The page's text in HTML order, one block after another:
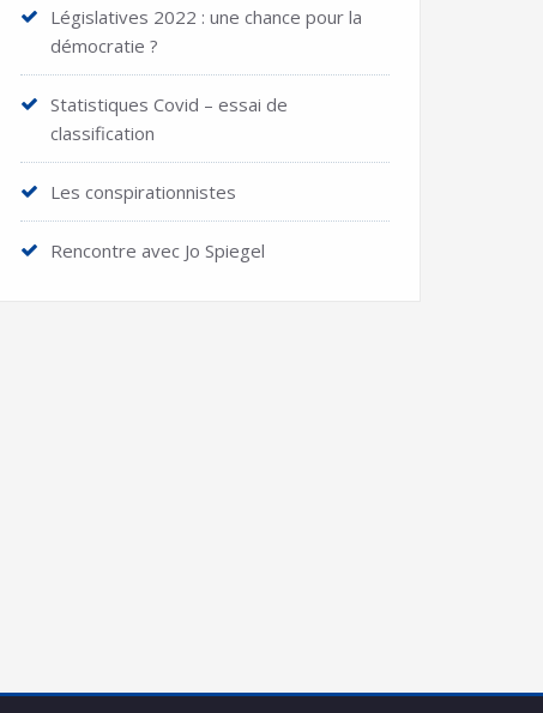
Législatives 2022 : une chance pour la
démocratie ?
Statistiques Covid – essai de
classification
Les conspirationnistes
Rencontre avec Jo Spiegel